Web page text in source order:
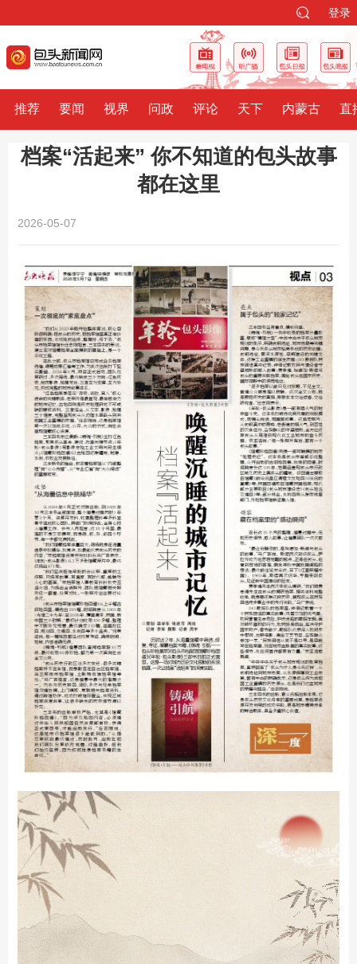
登录
推荐 要闻 视界 问政 评论 天下 内蒙古 直
档案“活起来” 你不知道的包头故事
都在这里
2026-05-07